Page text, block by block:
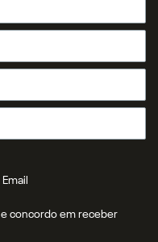
Email
e concordo em receber